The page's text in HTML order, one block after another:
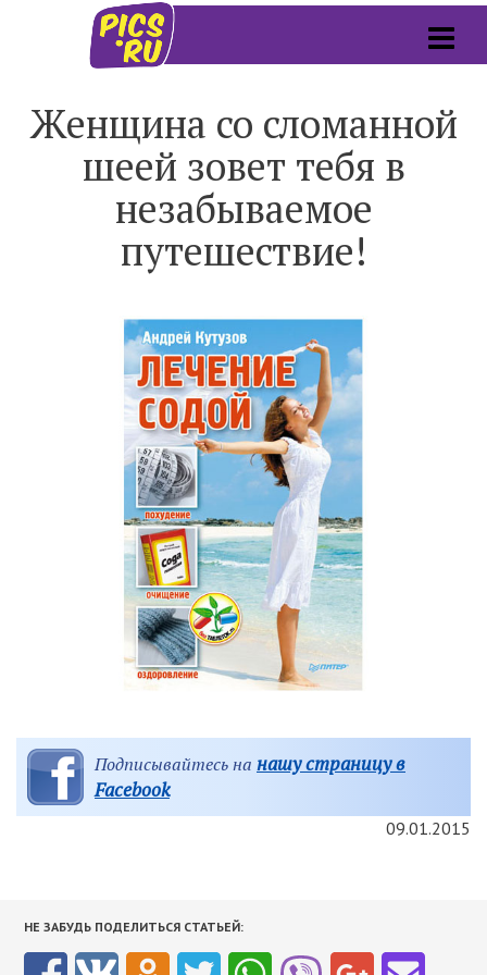
Женщина со сломанной
шеей зовет тебя в
незабываемое
путешествие!
Подписывайтесь на нашу страницу в
Facebook
09.01.2015
НЕ ЗАБУДЬ ПОДЕЛИТЬСЯ СТАТЬЕЙ: